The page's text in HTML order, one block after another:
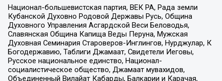
Национал-большевистская партия, ВЕК РА, Рада земли
Кубанской Духовно Родовой Державы Русь, Община
Духовного Управления Асгардской Веси Беловодья,
Славянская Община Капища Веды Перуна, Мужская
Духовная Семинария Староверов-Инглингов, Нурджулар, К
Богодержавию, Таблиги Джамаат, Свидетели Иеговы,
Русское национальное единство, Национал-
социалистическое общество, Джамаат мувахидов,
Объединенный Вилайат Кабарды, Балкарии и Карачая,